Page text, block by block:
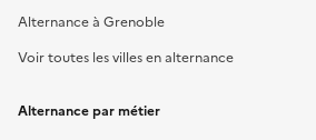
Alternance à Grenoble
Voir toutes les villes en alternance
Alternance par métier